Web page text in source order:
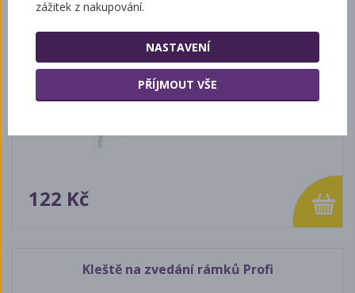
122 Kč
Kleště na zvedání rámků Profi
zážitek z nakupování.
NASTAVENÍ
PŘÍJMOUT VŠE